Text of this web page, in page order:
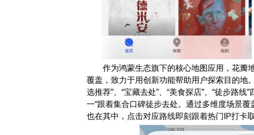
作为鸿蒙生态旗下的核心地图应用，花瓣
覆盖，致力于用创新功能帮助用户探索目的地
选推荐”、“宝藏去处”、“美食探店”、“徒步路
一“跟着集合口碑徒步去处。通过多维度场景
也在其中，点击对应路线即刻跟着热门IP打卡取